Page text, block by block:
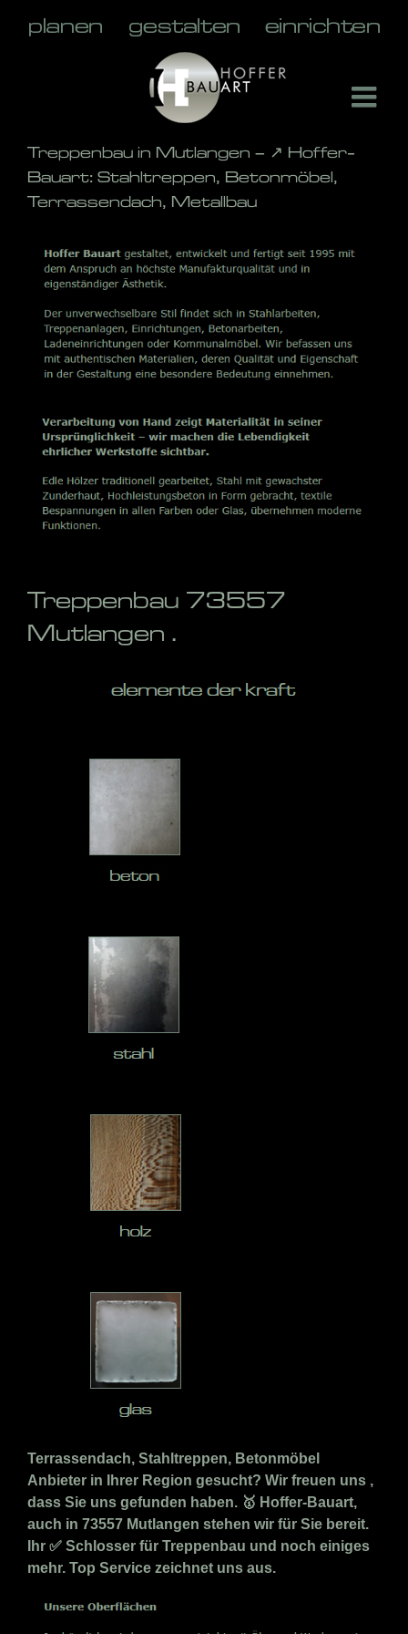
Treppenbau in Mutlangen – ↗️ Hoffer-
Bauart: Stahltreppen, Betonmöbel,
Terrassendach, Metallbau
Treppenbau 73557
Mutlangen .
Terrassendach, Stahltreppen, Betonmöbel
Anbieter in Ihrer Region gesucht? Wir freuen uns ,
dass Sie uns gefunden haben. 🥇 Hoffer-Bauart,
auch in 73557 Mutlangen stehen wir für Sie bereit.
Ihr ✅ Schlosser für Treppenbau und noch einiges
mehr. Top Service zeichnet uns aus.